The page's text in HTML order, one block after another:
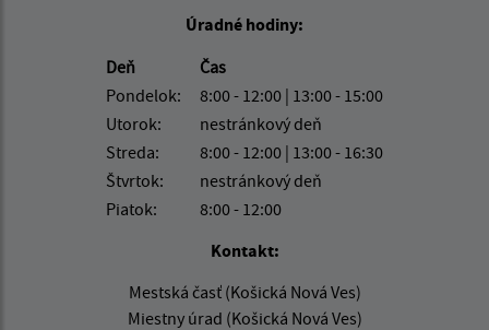
Úradné hodiny:
Deň
Čas
Pondelok:
8:00 - 12:00 | 13:00 - 15:00
Utorok:
nestránkový deň
Streda:
8:00 - 12:00 | 13:00 - 16:30
Štvrtok:
nestránkový deň
Piatok:
8:00 - 12:00
Kontakt:
Mestská časť (Košická Nová Ves)
Miestny úrad (Košická Nová Ves)